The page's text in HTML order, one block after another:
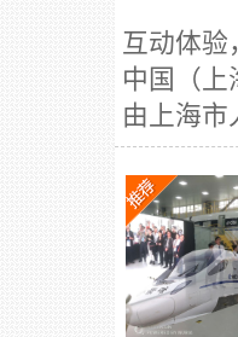
互动体
中国（上
由上海市